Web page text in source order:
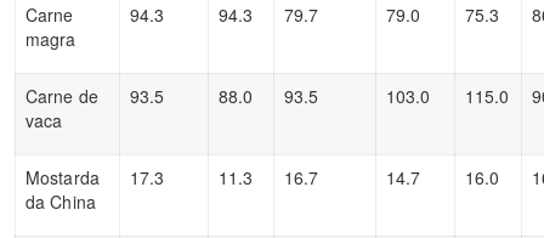
Carne
magra
94.3 94.3 79.7 79.0 75.3
Carne de
vaca
93.5 88.0 93.5 103.0 115.0
Mostarda
da China
17.3 11.3 16.7 14.7 16.0